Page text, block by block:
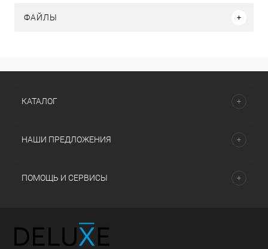
ФАЙЛЫ
КАТАЛОГ
НАШИ ПРЕДЛОЖЕНИЯ
ПОМОЩЬ И СЕРВИСЫ